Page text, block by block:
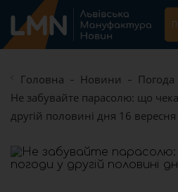
Головна Новини
Погода
Не забувайте парасолю: що
другій половині дня 16 вересня